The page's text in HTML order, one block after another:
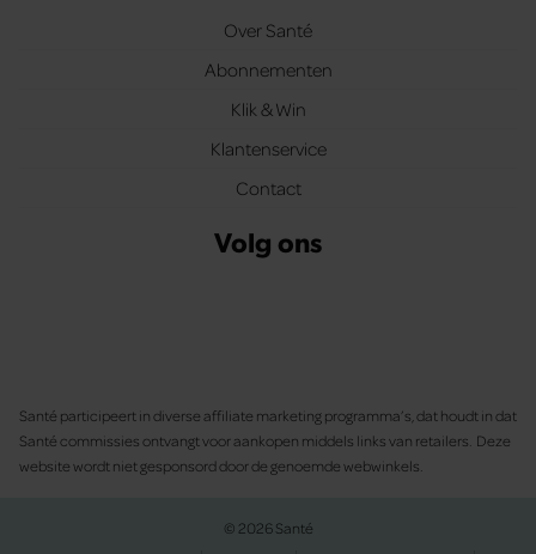
Over Santé
Abonnementen
Klik & Win
Klantenservice
Contact
Volg ons
Santé participeert in diverse affiliate marketing programma’s, dat houdt in dat
Santé commissies ontvangt voor aankopen middels links van retailers. Deze
website wordt niet gesponsord door de genoemde webwinkels.
© 2026 Santé